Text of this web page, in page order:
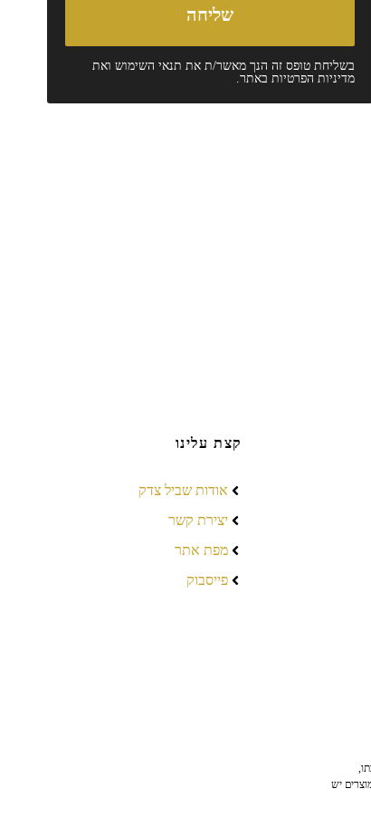
בשליחת טופס זה הנך מאשר/ת את תנאי השימושואת
מדיניות הפרטיותבאתר.
קצת עלינו
אודות שביל צדק
יצירת קשר
מפת אתר
פייסבוק
יש